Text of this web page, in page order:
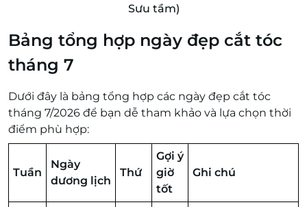
Sưu tầm)
Bảng tổng hợp ngày đẹp cắt tóc
tháng 7
Dưới đây là bảng tổng hợp các ngày đẹp cắt tóc
tháng 7/2026 để bạn dễ tham khảo và lựa chọn thời
điểm phù hợp:
Tuần
Ngày
dương lịch
Thứ
Gợi ý
giờ
tốt
Ghi chú